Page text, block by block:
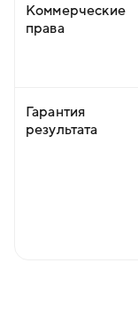
Коммерческие
права
Гарантия
результата